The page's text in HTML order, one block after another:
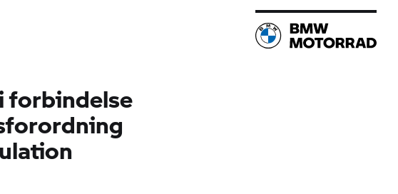
forbindelse